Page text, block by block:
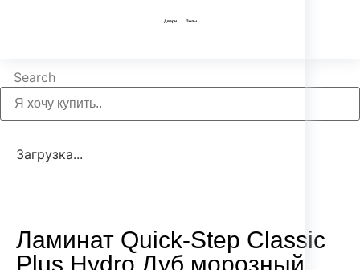
Двери Полы
Search
Загрузка...
Ламинат Quick-Step Classic
Plus Hydro Дуб морозный